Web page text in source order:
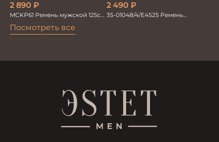
Посмотреть все
2 890 ₽
MCKP61 Ремень мужской 125см.
перевертыш
2 490 ₽
35-01048/4/Е4525 Ремень